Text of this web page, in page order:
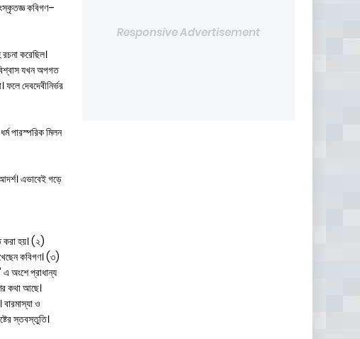
কবিগণ–
করেছিল।
যখন অপগত
দেবদেবীনির্ভর
পারস্পরিক মিলন
এভাবেই গড়ে
করা হয়। (২)
কবিগণ। (৩)
এ অংশে প্রাধান্য
কথা আছে।
ও
স্তবস্তুতি।
Responsive Advertisement